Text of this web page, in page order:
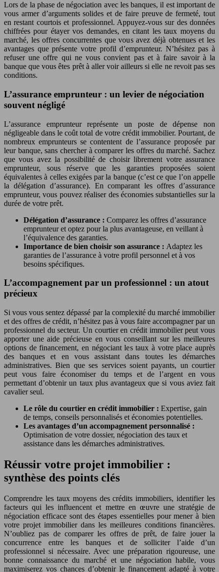
Lors de la phase de négociation avec les banques, il est important de
vous armer d’arguments solides et de faire preuve de fermeté, tout
en restant courtois et professionnel. Appuyez-vous sur des données
chiffrées pour étayer vos demandes, en citant les taux moyens du
marché, les offres concurrentes que vous avez déjà obtenues et les
avantages que présente votre profil d’emprunteur. N’hésitez pas à
refuser une offre qui ne vous convient pas et à faire savoir à la
banque que vous êtes prêt à aller voir ailleurs si elle ne revoit pas ses
conditions.
L’assurance emprunteur : un levier de négociation
souvent négligé
L’assurance emprunteur représente un poste de dépense non
négligeable dans le coût total de votre crédit immobilier. Pourtant, de
nombreux emprunteurs se contentent de l’assurance proposée par
leur banque, sans chercher à comparer les offres du marché. Sachez
que vous avez la possibilité de choisir librement votre assurance
emprunteur, sous réserve que les garanties proposées soient
équivalentes à celles exigées par la banque (c’est ce que l’on appelle
la délégation d’assurance). En comparant les offres d’assurance
emprunteur, vous pouvez réaliser des économies substantielles sur la
durée de votre prêt.
Délégation d’assurance : Comparez les offres d’assurance
emprunteur et optez pour la plus avantageuse, en veillant à
l’équivalence des garanties.
Importance de bien choisir son assurance : Adaptez les
garanties de l’assurance à votre profil personnel et à vos
besoins spécifiques.
L’accompagnement par un professionnel : un atout
précieux
Si vous vous sentez dépassé par la complexité du marché immobilier
et des offres de crédit, n’hésitez pas à vous faire accompagner par un
professionnel du secteur. Un courtier en crédit immobilier peut vous
apporter une aide précieuse en vous conseillant sur les meilleures
options de financement, en négociant les taux à votre place auprès
des banques et en vous assistant dans toutes les démarches
administratives. Bien que ses services soient payants, un courtier
peut vous faire économiser du temps et de l’argent en vous
permettant d’obtenir un taux plus avantageux que si vous aviez fait
cavalier seul.
Le rôle du courtier en crédit immobilier : Expertise, gain
de temps, conseils personnalisés et économies potentielles.
Les avantages d’un accompagnement personnalisé :
Optimisation de votre dossier, négociation des taux et
assistance dans les démarches administratives.
Réussir votre projet immobilier :
synthèse des points clés
Comprendre les taux moyens des crédits immobiliers, identifier les
facteurs qui les influencent et mettre en œuvre une stratégie de
négociation efficace sont des étapes essentielles pour mener à bien
votre projet immobilier dans les meilleures conditions financières.
N’oubliez pas de comparer les offres de prêt, de faire jouer la
concurrence entre les banques et de solliciter l’aide d’un
professionnel si nécessaire. Avec une préparation rigoureuse, une
bonne connaissance du marché et une négociation habile, vous
maximiserez vos chances d’obtenir le financement adapté à votre